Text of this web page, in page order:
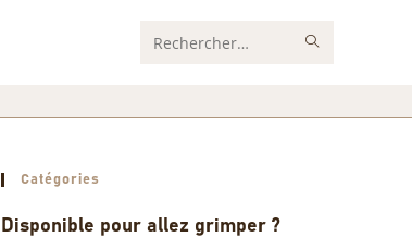
Rechercher
Catégories
Disponible pour allez grimper ?